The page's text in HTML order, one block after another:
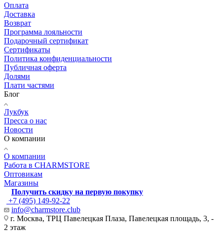
Оплата
Доставка
Возврат
Программа лояльности
Подарочный сертификат
Сертификаты
Политика конфиденциальности
Публичная оферта
Долями
Плати частями
Блог
Лукбук
Пресса о нас
Новости
О компании
О компании
Работа в CHARMSTORE
Оптовикам
Магазины
Получить скидку на первую покупку
+7 (495) 149-92-22
info@charmstore.club
г. Москва, ТРЦ Павелецкая Плаза, Павелецкая площадь, 3, -
2 этаж